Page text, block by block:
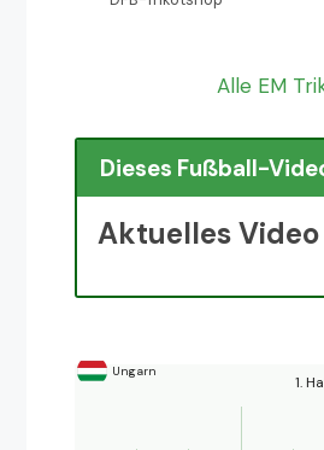
Alle EM
Dieses Fußball-
Aktuelles
Ungarn
1.